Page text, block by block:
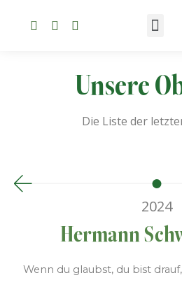
Unsere
Die Liste der
2024
Hermann
Wenn du glaubst, du bist